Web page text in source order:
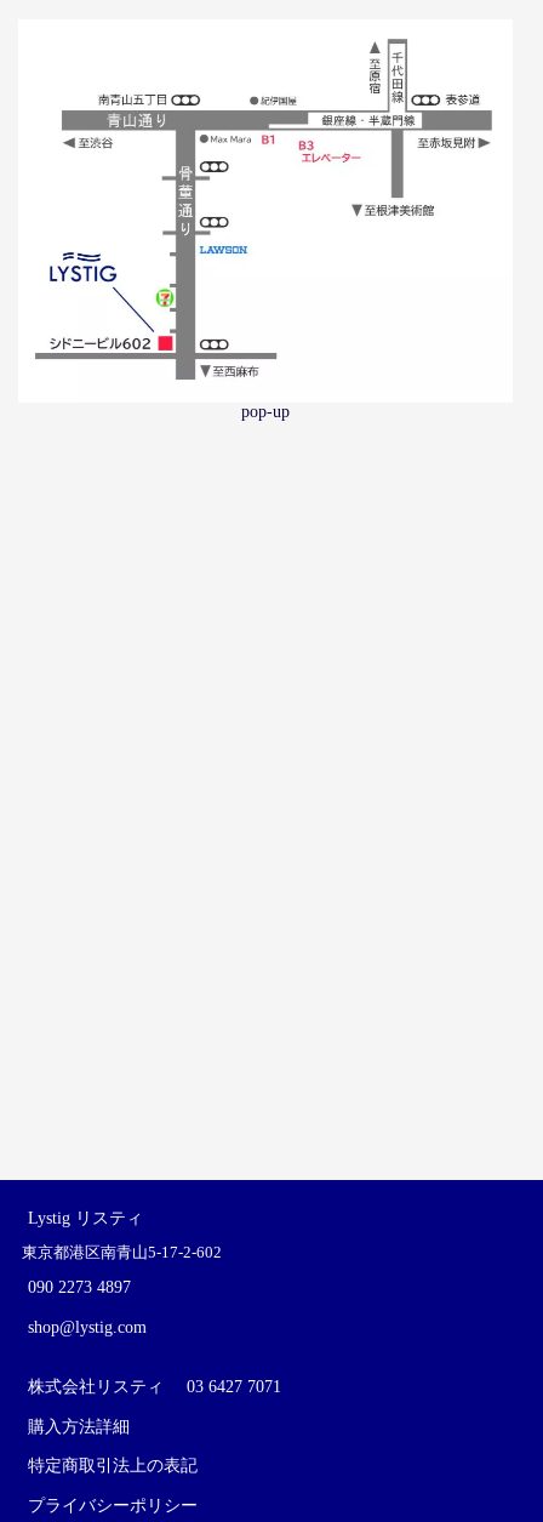
pop-up
Lystig リスティ
東京都港区南青山5-17-2-602
090 2273 4897
shop@lystig.com
株式会社リスティ 03 6427 7071
購入方法詳細
特定商取引法上の表記
プライバシーポリシー